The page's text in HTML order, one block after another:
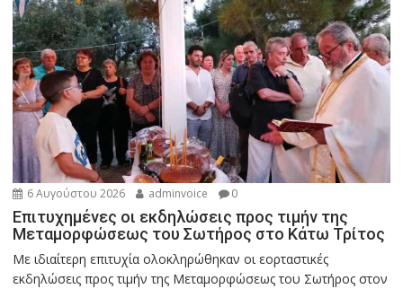
6 Αυγούστου 2026 adminvoice 0
Επιτυχημένες οι εκδηλώσεις προς τιμήν της
Μεταμορφώσεως του Σωτήρος στο Κάτω Τρίτος
Με ιδιαίτερη επιτυχία ολοκληρώθηκαν οι εορταστικές
εκδηλώσεις προς τιμήν της Μεταμορφώσεως του Σωτήρος στον